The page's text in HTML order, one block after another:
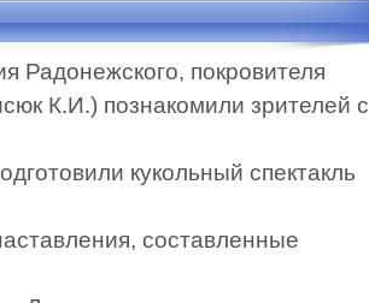
Радонежского, покровителя
К.И.) познакомили зрителей с
кукольный спектакль
составленные